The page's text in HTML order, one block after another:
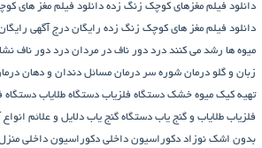
دانلود فیلم مغزهای کوچک زنگ زده دانلود فیلم مغز های
دانلود فیلم مغز های کوچک زنگ زده رایگان درج آگهی
میوه ها رشد می کنند درد دور ناف در مردان درد دور ناف
زبان و گلو درمان شوره سر درمان مسائل دندان و دهان
تهیه کیک میوه خشک دستگاه فلزیاب دستگاه‌ طلایاب دستگاه‌
فلزیاب طلایاب و گنج‌ یاب دستگاه‌ گنج‌ یاب دلایل و علائم
بدون اشک نوزاد دکوراسیون داخلی دکوراسیون داخلی